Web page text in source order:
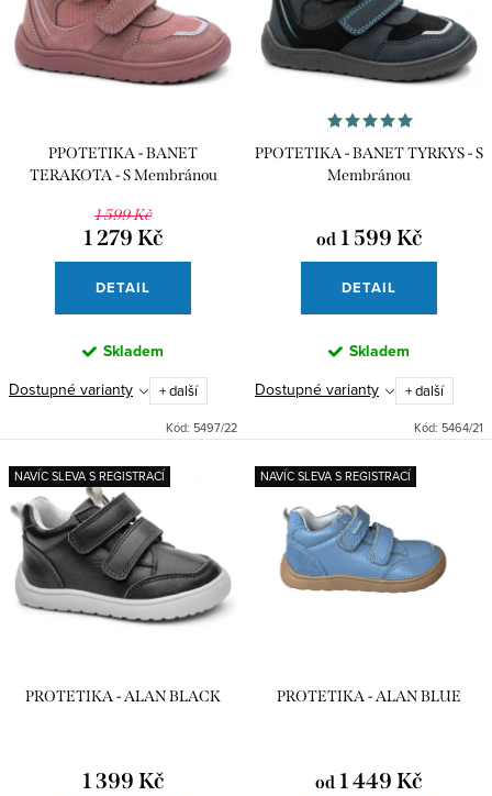
r
o
Abecedně
i
s
PPOTETIKA - BANET
TERAKOTA - S Membránou
1 599 Kč
1 279 Kč
DETAIL
Skladem
Dostupné varianty
+ další
Kód: 5497/22
PPOTETIKA - BANET TYRKYS - S
Membránou
od1 599 Kč
DETAIL
Skladem
Dostupné varianty
+ další
Kód: 5464/21
NAVÍC SLEVA S REGISTRACÍ
PROTETIKA - ALAN BLACK
1 399 Kč
NAVÍC SLEVA S REGISTRACÍ
PROTETIKA - ALAN BLUE
od 1 449 Kč